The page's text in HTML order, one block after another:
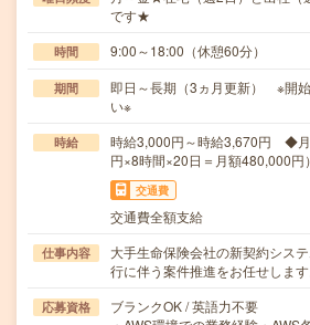
です★
時間 9:00～18:00（休憩60分）
期間
即日～長期（3ヵ月更新） ※開
い※
時給
時給3,000円～時給3,670円 ◆
円×8時間×20日＝月額480,000円）
交通費
交通費全額支給
仕事内容
大手生命保険会社の新契約シス
行に伴う案件推進をお任せしま
応募資格
ブランクOK / 英語力不要